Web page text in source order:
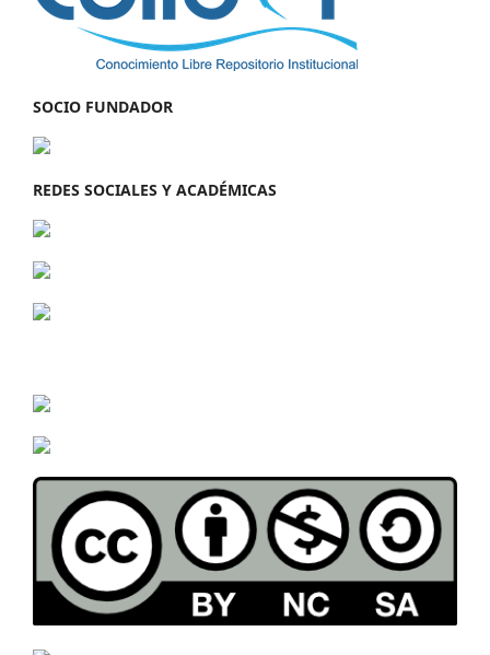
SOCIO FUNDADOR
REDES SOCIALES Y ACADÉMICAS